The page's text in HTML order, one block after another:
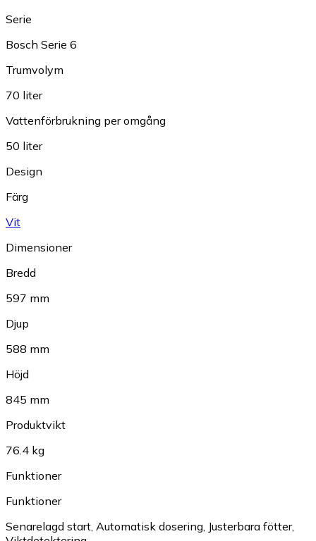
Serie
Bosch Serie 6
Trumvolym
70 liter
Vattenförbrukning per omgång
50 liter
Design
Färg
Vit
Dimensioner
Bredd
597 mm
Djup
588 mm
Höjd
845 mm
Produktvikt
76.4 kg
Funktioner
Funktioner
Senarelagd start, Automatisk dosering, Justerbara fötter,